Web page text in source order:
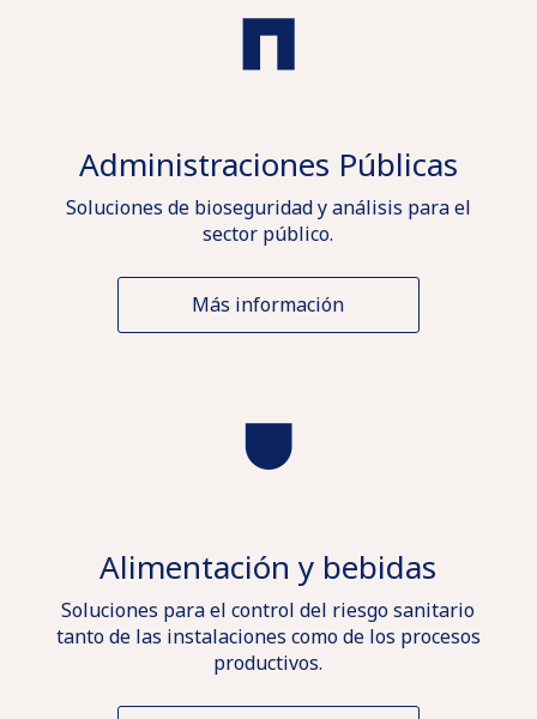
Administraciones Públicas
Soluciones de bioseguridad y análisis para el
sector público.
Más información
Alimentación y bebidas
Soluciones para el control del riesgo sanitario
tanto de las instalaciones como de los procesos
productivos.